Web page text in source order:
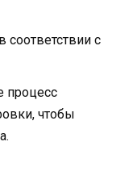
с
процесс
чтобы